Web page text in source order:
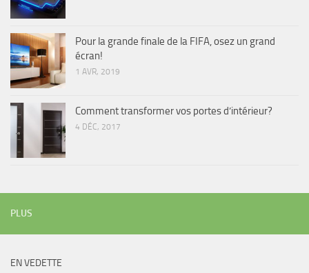
Pour la grande finale de la FIFA, osez un grand
écran!
1 AVR, 2019
Comment transformer vos portes d’intérieur?
4 DÉC, 2017
PLUS
EN VEDETTE